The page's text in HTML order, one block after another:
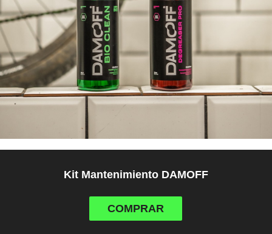
Kit Mantenimiento DAMOFF
COMPRAR